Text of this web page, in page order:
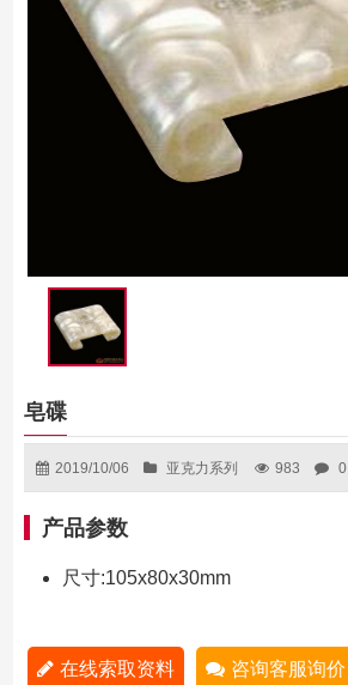
皂碟
2019/10/06 亚克力系列 983 0
产品参数
尺寸:105x80x30mm
在线索取资料 咨询客服询价